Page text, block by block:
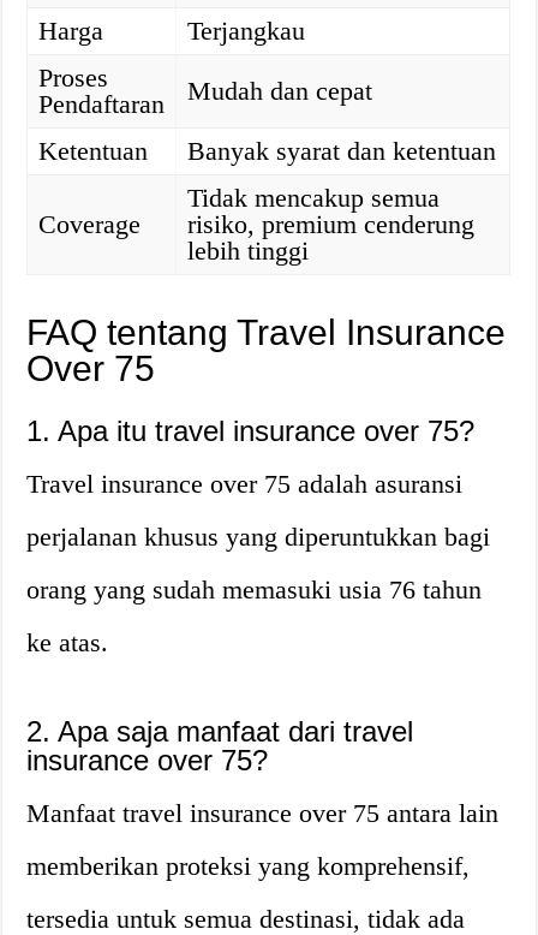
Harga
Terjangkau
Proses
Pendaftaran
Mudah dan cepat
Ketentuan
Banyak syarat dan ketentuan
Coverage
Tidak mencakup semua
risiko, premium cenderung
lebih tinggi
FAQ tentang Travel Insurance
Over 75
1. Apa itu travel insurance over 75?
Travel insurance over 75 adalah asuransi
perjalanan khusus yang diperuntukkan bagi
orang yang sudah memasuki usia 76 tahun
ke atas.
2. Apa saja manfaat dari travel
insurance over 75?
Manfaat travel insurance over 75 antara lain
memberikan proteksi yang komprehensif,
tersedia untuk semua destinasi, tidak ada